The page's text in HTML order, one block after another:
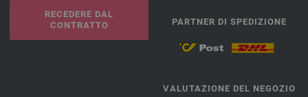
RECEDERE DAL
CONTRATTO
PARTNER DI SPEDIZIONE
VALUTAZIONE DEL NEGOZIO